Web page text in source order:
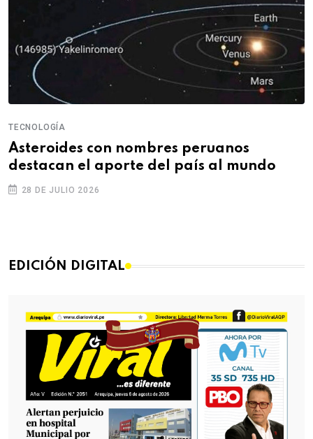
TECNOLOGÍA
Asteroides con nombres peruanos
destacan el aporte del país al mundo
28 DE JULIO 2026
EDICIÓN DIGITAL